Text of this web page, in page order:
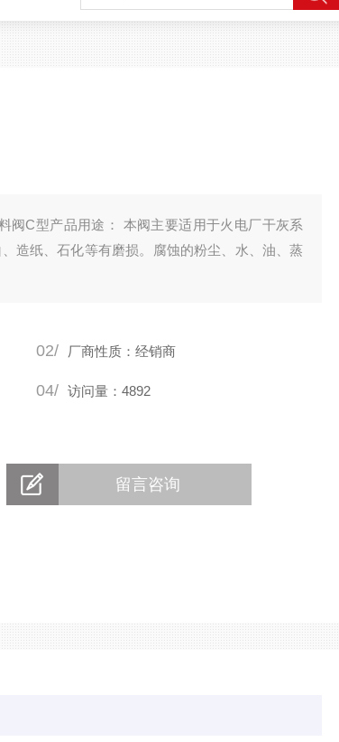
阀C型产品用途： 本阀主要适用于火电厂干灰系
造纸、石化等有磨损。腐蚀的粉尘、水、油、蒸
02/ 厂商性质：经销商
04/ 访问量：4892
留言咨询